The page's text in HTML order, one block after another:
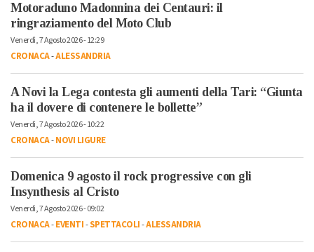
Motoraduno Madonnina dei Centauri: il
ringraziamento del Moto Club
Venerdì, 7 Agosto 2026 - 12:29
CRONACA-ALESSANDRIA
A Novi la Lega contesta gli aumenti della Tari: “Giunta
ha il dovere di contenere le bollette”
Venerdì, 7 Agosto 2026 - 10:22
CRONACA-NOVI LIGURE
Domenica 9 agosto il rock progressive con gli
Insynthesis al Cristo
Venerdì, 7 Agosto 2026 - 09:02
CRONACA-EVENTI-SPETTACOLI-ALESSANDRIA